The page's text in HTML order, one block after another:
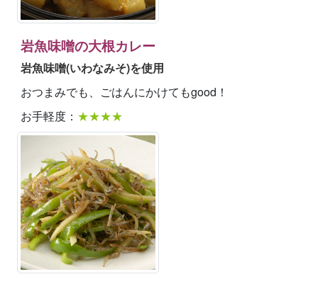
岩魚味噌の大根カレー
岩魚味噌(いわなみそ)を使用
おつまみでも、ごはんにかけてもgood！
お手軽度： ★★★★